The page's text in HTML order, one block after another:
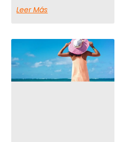
Leer Más